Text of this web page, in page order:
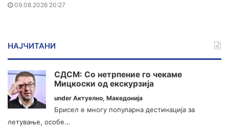
09.08.2026 20:27
НАЈЧИТАНИ
СДСМ: Со нетрпение го чекаме
Мицкоски од екскурзија
under Актуелно, Македонија
Брисел е многу популарна дестинација за
летување, особе...